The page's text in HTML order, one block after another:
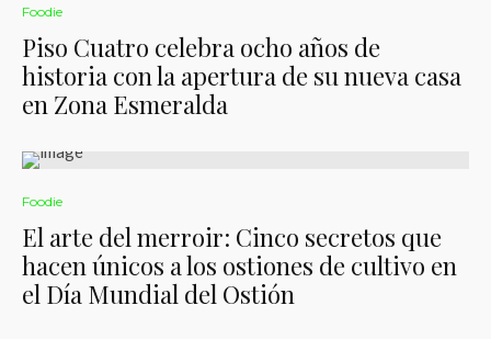
Foodie
Piso Cuatro celebra ocho años de
historia con la apertura de su nueva casa
en Zona Esmeralda
Foodie
El arte del merroir: Cinco secretos que
hacen únicos a los ostiones de cultivo en
el Día Mundial del Ostión